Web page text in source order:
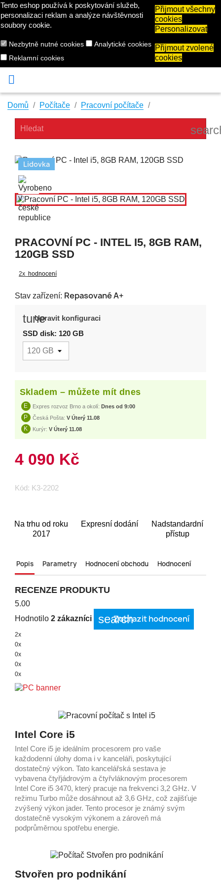
Tento eshop používá k poskytování služeb,
personalizaci reklam a analýze návštěvnosti
soubory cookie.
Přijmout všechny
cookies
Personalizovat
Nezbytně nutné cookies
Analytické cookies
Reklamní cookies
Přijmout zvolené
cookies

Domů Počítače Pracovní počítače
Lidovka
PRACOVNÍ PC - INTEL I5, 8GB RAM,
120GB SSD
2x hodnocení
Stav zařízení: Repasované A+
tuneUpravit konfiguraci
SSD disk: 120 GB
Skladem – můžete mít dnes
E Expres rozvoz Brno a okolí: Dnes od 9:00
P Česká Pošta: V Úterý 11.08
K Kurýr: V Úterý 11.08
4 090 Kč
Kód: K3-2202
Na trhu od roku
2017
Expresní dodání
Nadstandardní
přístup
Popis Parametry Hodnocení obchodu Hodnocení
RECENZE PRODUKTU
5.00
Hodnotilo 2 zákazníci search
Zobrazit hodnocení
2x
0x
0x
0x
0x
Intel Core i5
Intel Core i5 je ideálním procesorem pro vaše
každodenní úlohy doma i v kanceláři, poskytující
dostatečný výkon. Tato kancelářská sestava je
vybavena čtyřjádrovým a čtyřvláknovým procesorem
Intel Core i5 3470, který pracuje na frekvenci 3,2 GHz. V
režimu Turbo může dosáhnout až 3,6 GHz, což zajišťuje
zvýšený výkon jader. Tento procesor je známý svým
dostatečně vysokým výkonem a zároveň má
podprůměrnou spotřebu energie.
Stvořen pro podnikání